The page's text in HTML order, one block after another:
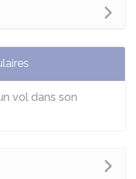
vol dans son